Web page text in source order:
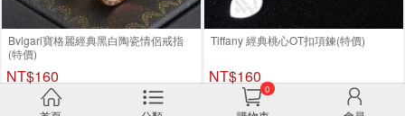
0
Bvlgari寶格麗經典黑白陶瓷情侶戒指
(特價)
NT$160
Tiffany 經典桃心OT扣項鍊(特價)
NT$160